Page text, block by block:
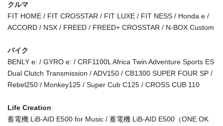
クルマ
FIT HOME / FIT CROSSTAR / FIT LUXE / FIT NESS / Honda e /
ACCORD / NSX / FREED / FREED+ CROSSTAR / N-BOX Custom
バイク
BENLY e: / GYRO e: / CRF1100L Africa Twin Adventure Sports ES
Dual Clutch Transmission / ADV150 / CB1300 SUPER FOUR SP /
Rebel250 / Monkey125 / Super Cub C125 / CROSS CUB 110
Life Creation
蓄電機 LiB-AID E500 for Music / 蓄電機 LiB-AID E500（ONE OK